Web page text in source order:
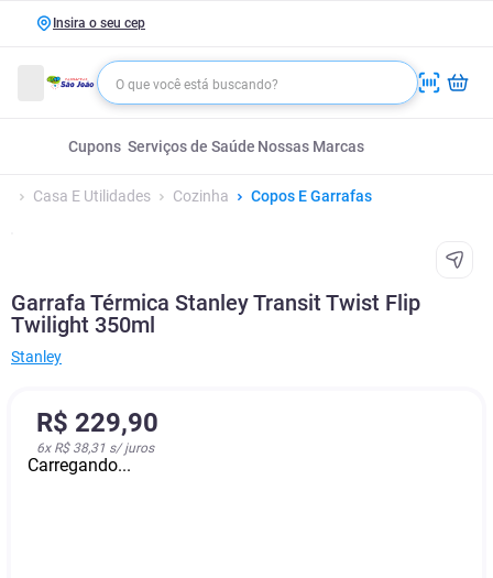
Insira o seu cep
Cupons Serviços de Saúde Nossas Marcas
Casa E Utilidades Cozinha Copos E Garrafas
Garrafa Térmica Stanley Transit Twist Flip
Twilight 350ml
Stanley
R$ 229,90
6x R$ 38,31 s/ juros
Carregando...